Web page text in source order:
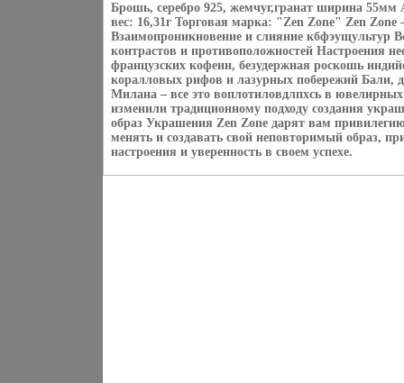
Брошь, серебро 925, жемчуг,гранат ширина 55мм
вес: 16,31г Торговая марка: "Zen Zone" Zen
Взаимопроникновение и слияние кбфэущультур
контрастов и противоположностей Настроения
французских кофеин, безудержная роскошь
коралловых рифов и лазурных побережий Бали,
Милана – все это воплотиловдлпхсь в
изменили традиционному подходу создания
образ Украшения Zen Zone дарят вам
менять и создавать свой неповторимый образ,
настроения и уверенность в своем успехе.